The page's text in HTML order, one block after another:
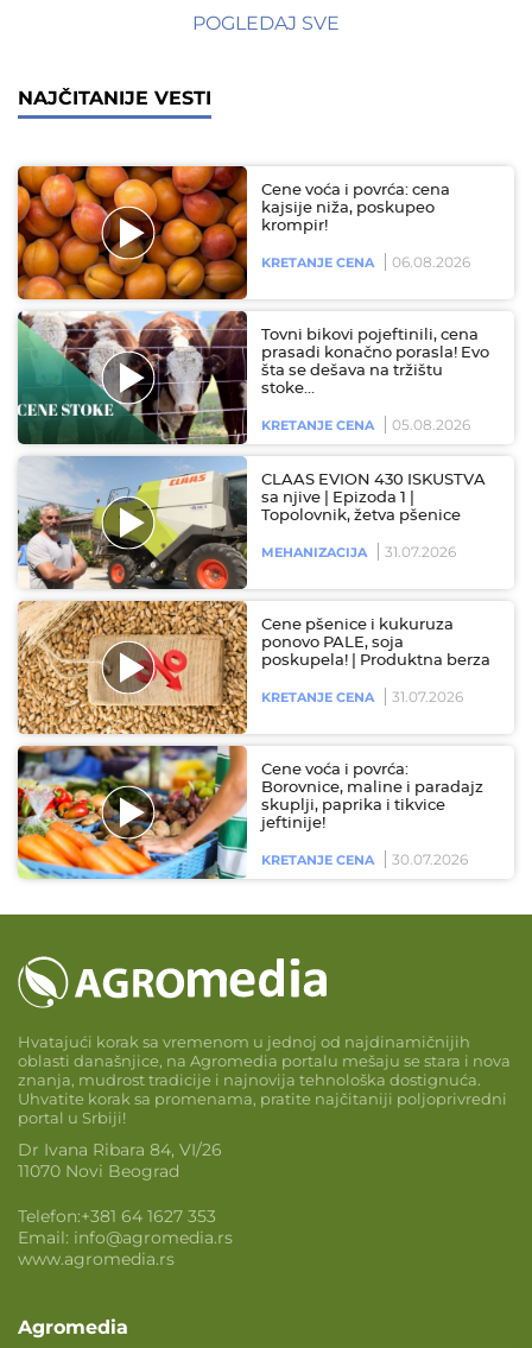
POGLEDAJ SVE
NAJČITANIJE VESTI
Cene voća i povrća: cena
kajsije niža, poskupeo
krompir!
KRETANJE CENA 06.08.2026
Tovni bikovi pojeftinili, cena
prasadi konačno porasla! Evo
šta se dešava na tržištu
stoke…
KRETANJE CENA 05.08.2026
CLAAS EVION 430 ISKUSTVA
sa njive | Epizoda 1 |
Topolovnik, žetva pšenice
MEHANIZACIJA 31.07.2026
Cene pšenice i kukuruza
ponovo PALE, soja
poskupela! | Produktna berza
KRETANJE CENA 31.07.2026
Cene voća i povrća:
Borovnice, maline i paradajz
skuplji, paprika i tikvice
jeftinije!
KRETANJE CENA 30.07.2026
Hvatajući korak sa vremenom u jednoj od najdinamičnijih
oblasti današnjice, na Agromedia portalu mešaju se stara i nova
znanja, mudrost tradicije i najnovija tehnološka dostignuća.
Uhvatite korak sa promenama, pratite najčitaniji poljoprivredni
portal u Srbiji!
Dr Ivana Ribara 84, VI/26
11070 Novi Beograd
Telefon:+381 64 1627 353
Email: info@agromedia.rs
www.agromedia.rs
Agromedia